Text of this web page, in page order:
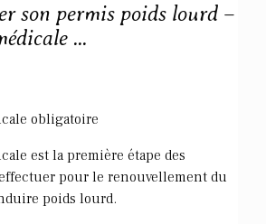
son permis poids lourd –
...
obligatoire
est la première étape des
pour le renouvellement du
poids lourd.